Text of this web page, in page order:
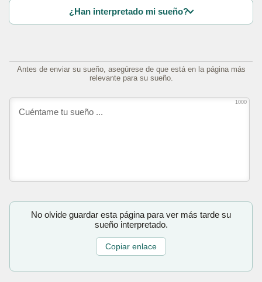
¿Han interpretado mi sueño?
Antes de enviar su sueño, asegúrese de que está en la página más
relevante para su sueño.
1000
No olvide guardar esta página para ver más tarde su
sueño interpretado.
Copiar enlace